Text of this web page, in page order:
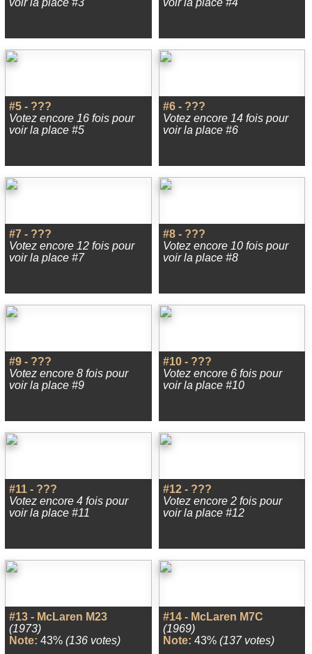
voir la place #3 voir la place #4
#5 - ???
Votez encore 16 fois pour
voir la place #5
#6 - ???
Votez encore 14 fois pour
voir la place #6
#7 - ???
Votez encore 12 fois pour
voir la place #7
#8 - ???
Votez encore 10 fois pour
voir la place #8
#9 - ???
Votez encore 8 fois pour
voir la place #9
#10 - ???
Votez encore 6 fois pour
voir la place #10
#11 - ???
Votez encore 4 fois pour
voir la place #11
#12 - ???
Votez encore 2 fois pour
voir la place #12
#13 - McLaren M23
(1973)
Note: 43% (136 votes)
#14 - McLaren M7C
(1969)
Note: 43% (137 votes)